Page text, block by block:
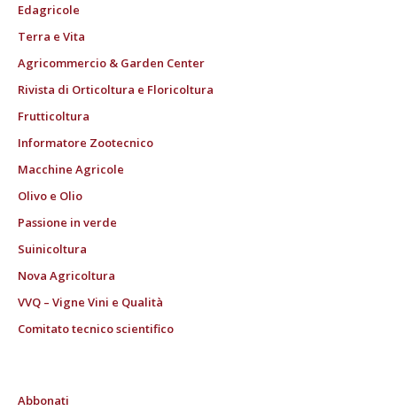
Edagricole
Terra e Vita
Agricommercio & Garden Center
Rivista di Orticoltura e Floricoltura
Frutticoltura
Informatore Zootecnico
Macchine Agricole
Olivo e Olio
Passione in verde
Suinicoltura
Nova Agricoltura
VVQ – Vigne Vini e Qualità
Comitato tecnico scientifico
Abbonati